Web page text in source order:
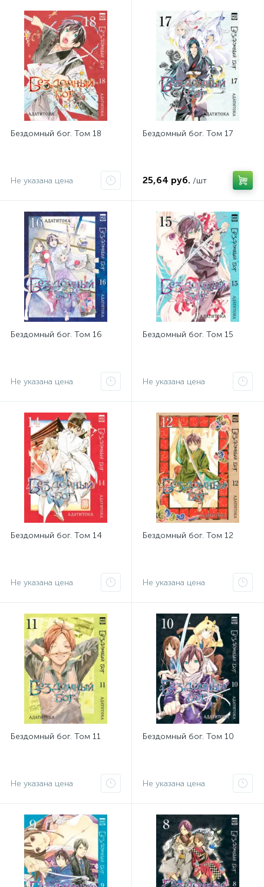
Бездомный бог. Том 18
Не указана цена
Бездомный бог. Том 17
25,64 руб. /шт
Бездомный бог. Том 16
Не указана цена
Бездомный бог. Том 15
Не указана цена
Бездомный бог. Том 14
Не указана цена
Бездомный бог. Том 12
Не указана цена
Бездомный бог. Том 11
Не указана цена
Бездомный бог. Том 10
Не указана цена